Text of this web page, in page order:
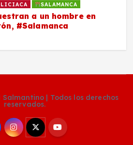
SALAMANCA
a un hombre en
#Salamanca
Salmantino | Todos los derechos
reservados.